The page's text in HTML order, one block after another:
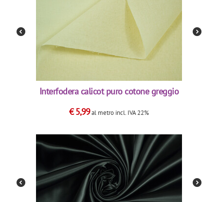
Interfodera calicot puro cotone greggio
€5,99al metro incl. IVA 22%